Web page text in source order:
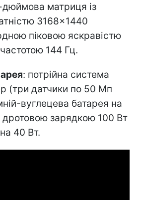
матриця із
3168×1440
піковою яскравістю
144 Гц.
: потрійна система
(три датчики по 50 Мп
вуглецева батарея на
дротовою зарядкою 100 Вт
40 Вт.